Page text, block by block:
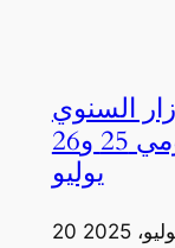
السنوي
لجمعية الرعاية المتكاملة يومي 25 و26
يوليو
2025